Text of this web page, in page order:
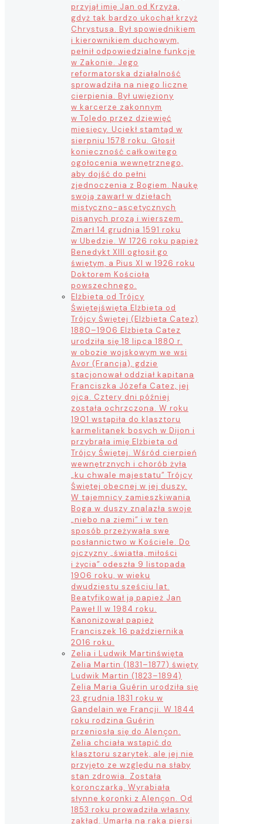
przyjął imię Jan od Krzyża,
gdyż tak bardzo ukochał krzyż
Chrystusa. Był spowiednikiem
i kierownikiem duchowym,
pełnił odpowiedzialne funkcje
w Zakonie. Jego
reformatorska działalność
sprowadziła na niego liczne
cierpienia. Był uwięziony
w karcerze zakonnym
w Toledo przez dziewięć
miesięcy. Uciekł stamtąd w
sierpniu 1578 roku. Głosił
konieczność całkowitego
ogołocenia wewnętrznego,
aby dojść do pełni
zjednoczenia z Bogiem. Naukę
swoją zawarł w dziełach
mistyczno-ascetycznych
pisanych prozą i wierszem.
Zmarł 14 grudnia 1591 roku
w Ubedzie. W 1726 roku papież
Benedykt XIII ogłosił go
świętym, a Pius XI w 1926 roku
Doktorem Kościoła
powszechnego.
Elżbieta od Trójcy
Świętejświęta Elżbieta od
Trójcy Świętej (Elżbieta Catez)
1880–1906 Elżbieta Catez
urodziła się 18 lipca 1880 r.
w obozie wojskowym we wsi
Avor (Francja), gdzie
stacjonował oddział kapitana
Franciszka Józefa Catez, jej
ojca. Cztery dni później
została ochrzczona. W roku
1901 wstąpiła do klasztoru
karmelitanek bosych w Dijon i
przybrała imię Elżbieta od
Trójcy Świętej. Wśród cierpień
wewnętrznych i chorób żyła
„ku chwale majestatu” Trójcy
Świętej obecnej w jej duszy.
W tajemnicy zamieszkiwania
Boga w duszy znalazła swoje
„niebo na ziemi” i w ten
sposób przeżywała swe
posłannictwo w Kościele. Do
ojczyzny „światła, miłości
i życia” odeszła 9 listopada
1906 roku, w wieku
dwudziestu sześciu lat.
Beatyfikował ją papież Jan
Paweł II w 1984 roku.
Kanonizował papież
Franciszek 16 października
2016 roku.
Zelia i Ludwik Martinświęta
Zelia Martin (1831–1877) święty
Ludwik Martin (1823–1894)
Zelia Maria Guérin urodziła się
23 grudnia 1831 roku w
Gandelain we Francji. W 1844
roku rodzina Guérin
przeniosła się do Alençon.
Zelia chciała wstąpić do
klasztoru szarytek, ale jej nie
przyjęto ze względu na słaby
stan zdrowia. Została
koronczarką. Wyrabiała
słynne koronki z Alençon. Od
1853 roku prowadziła własny
zakład. Umarła na raka piersi